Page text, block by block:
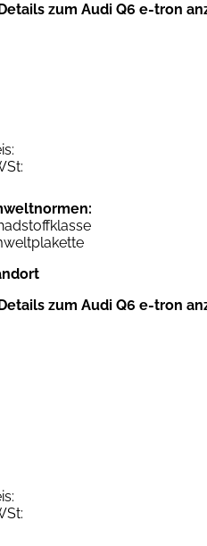
Details zum Audi Q6 e-tron
Details zum Audi Q6 e-tron